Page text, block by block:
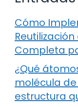
Cómo
Completa
¿Qué
molécula
estructura